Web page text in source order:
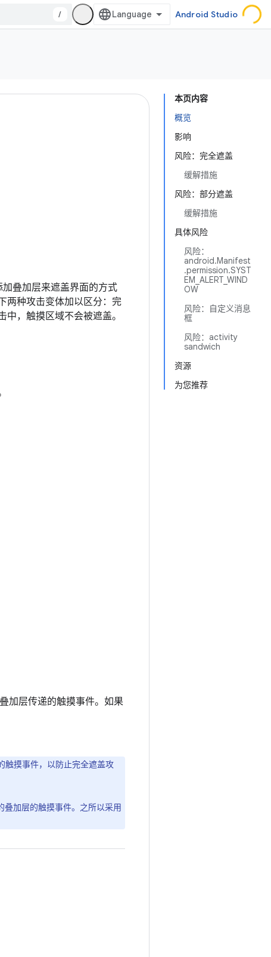
/ Android Studio
本页内容
概览
影响
风险：完全遮盖
缓解措施
风险：部分遮盖
缓解措施
具体风险
风险：
android.Manifest
.permission.SYST
EM_ALERT_WIND
OW
风险：自定义消息
框
风险：activity
sandwich
资源
为您推荐
叠加层来遮盖界面的方式
两种攻击变体加以区分：完
，触摸区域不会被遮盖。
加层传递的触摸事件。如果
触摸事件，以防止完全遮盖攻
加层的触摸事件。之所以采用